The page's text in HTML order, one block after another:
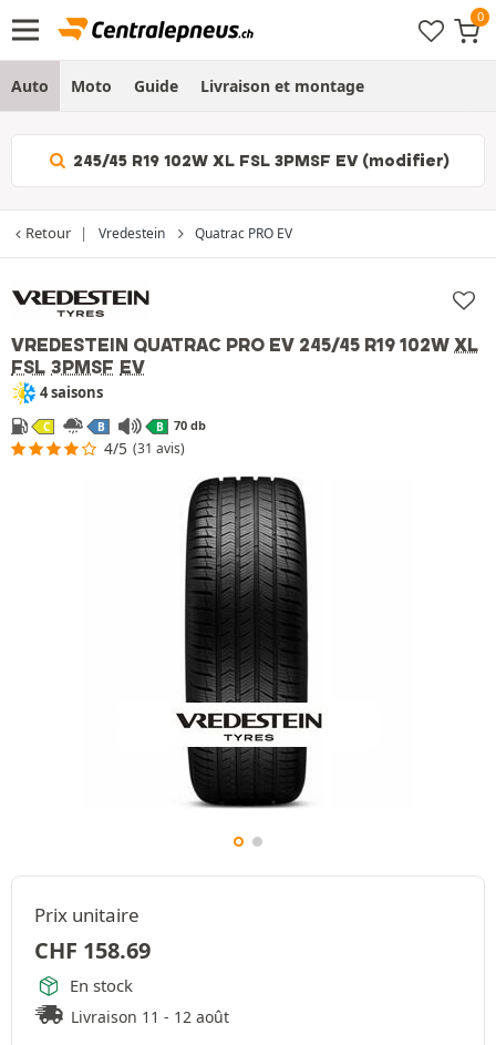
Auto Moto Guide Livraison et montage
245/45 R19 102W XL FSL 3PMSF EV (modifier)
Retour Vredestein Quatrac PRO EV
VREDESTEIN QUATRAC PRO EV 245/45 R19 102W XL
FSL 3PMSF EV
4 saisons
C B B 70 db
4/5 (31 avis)
Prix unitaire
CHF 158.69
En stock
Livraison 11 - 12 août